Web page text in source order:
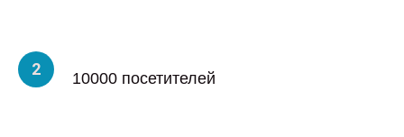
10000 посетителей